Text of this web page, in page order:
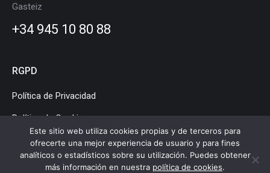
Gasteiz
+34 945 10 80 88
RGPD
Política de Privacidad
Política de Cookies
Aviso Legal
Este sitio web utiliza cookies propias y de terceros para
ofrecerte una mejor experiencia de usuario y para fines
analíticos o estadísticos sobre su utilización. Puedes obtener
más información en nuestra política de cookies.